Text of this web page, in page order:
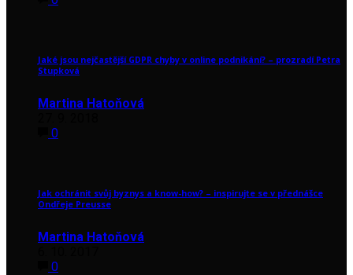
Jaké jsou nejčastější GDPR chyby v online podnikání? – prozradí Petra
Stupková
Martina Hatoňová
0
Jak ochránit svůj byznys a know-how? – inspirujte se v přednášce
Ondřeje Preusse
Martina Hatoňová
0